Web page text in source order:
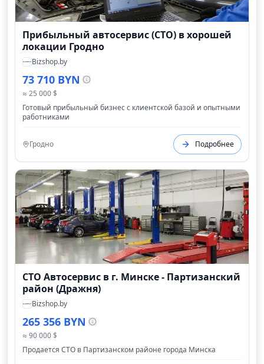
Прибыльный автосервис (СТО) в хорошей
локации Гродно
Bizshop.by
73 710 BYN
≈ 25 000 $
Готовый прибыльный бизнес с клиентской базой и опытными
работниками
Гродно Подробнее
СТО Автосервис в г. Минске - Партизанский
район (Дражня)
Bizshop.by
265 356 BYN
≈ 90 000 $
Продается СТО в Партизанском районе города Минска